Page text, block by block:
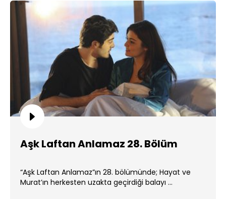
Aşk Laftan Anlamaz 28. Bölüm
“Aşk Laftan Anlamaz”ın 28. bölümünde; Hayat ve
Murat’ın herkesten uzakta geçirdiği balayı ...